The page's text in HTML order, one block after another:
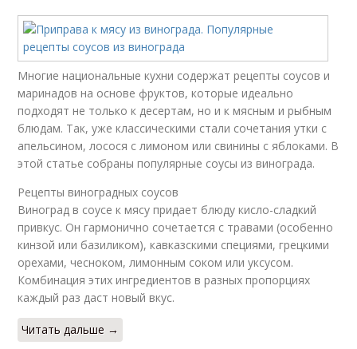
Многие национальные кухни содержат рецепты соусов и
маринадов на основе фруктов, которые идеально
подходят не только к десертам, но и к мясным и рыбным
блюдам. Так, уже классическими стали сочетания утки с
апельсином, лосося с лимоном или свинины с яблоками. В
этой статье собраны популярные соусы из винограда.
Рецепты виноградных соусов
Виноград в соусе к мясу придает блюду кисло-сладкий
привкус. Он гармонично сочетается с травами (особенно
кинзой или базиликом), кавказскими специями, грецкими
орехами, чесноком, лимонным соком или уксусом.
Комбинация этих ингредиентов в разных пропорциях
каждый раз даст новый вкус.
Читать дальше →